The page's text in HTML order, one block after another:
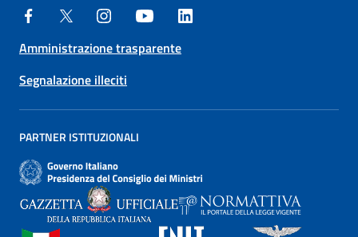
Amministrazione trasparente
Segnalazione illeciti
PARTNER ISTITUZIONALI